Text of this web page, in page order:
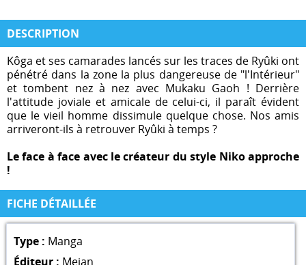
DESCRIPTION
Kôga et ses camarades lancés sur les traces de Ryûki ont
pénétré dans la zone la plus dangereuse de "l'Intérieur"
et tombent nez à nez avec Mukaku Gaoh ! Derrière
l'attitude joviale et amicale de celui-ci, il paraît évident
que le vieil homme dissimule quelque chose. Nos amis
arriveront-ils à retrouver Ryûki à temps ?
Le face à face avec le créateur du style Niko approche
!
FICHE DÉTAILLÉE
Type : Manga
Éditeur : Meian